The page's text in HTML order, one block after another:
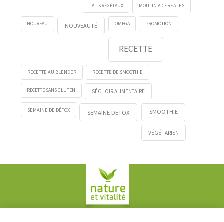
LAITS VÉGÉTAUX MOULIN A CÉRÉALES
NOUVEAU NOUVEAUTÉ OMEGA PROMOTION
RECETTE
RECETTE AU BLENDER RECETTE DE SMOOTHIE
RECETTE SANS GLUTEN SÉCHOIR ALIMENTAIRE
SEMAINE DE DÉTOX SEMAINE DETOX SMOOTHIE
VÉGÉTARIEN